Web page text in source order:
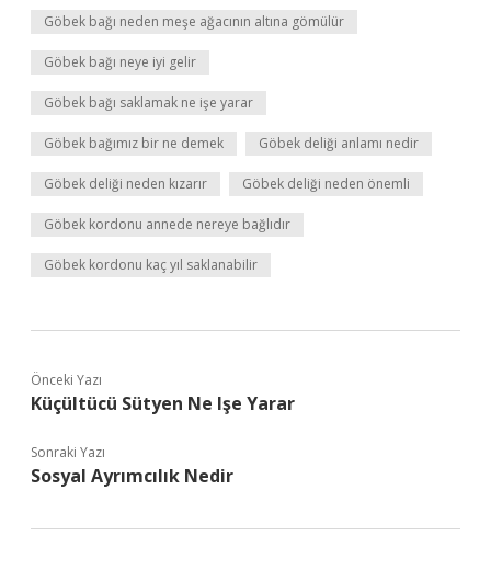
Göbek bağı neden meşe ağacının altına gömülür
Göbek bağı neye iyi gelir
Göbek bağı saklamak ne işe yarar
Göbek bağımız bir ne demek Göbek deliği anlamı nedir
Göbek deliği neden kızarır Göbek deliği neden önemli
Göbek kordonu annede nereye bağlıdır
Göbek kordonu kaç yıl saklanabilir
Önceki Yazı
Küçültücü Sütyen Ne Işe Yarar
Sonraki Yazı
Sosyal Ayrımcılık Nedir